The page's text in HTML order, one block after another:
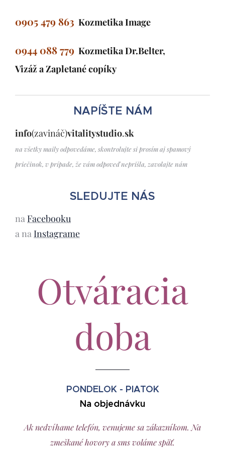
0905 479 863 Kozmetika Image
0944 088 779 Kozmetika Dr.Belter,
Vizáž a Zapletané copíky
NAPÍŠTE NÁM
info(zavináč)vitalitystudio.sk
na všetky maily odpovedáme, skontrolujte si prosímaj spamový
priečinok, v prípade, že vám odpoveď neprišla, zavolajte nám
SLEDUJTE NÁS
na Facebooku
a na Instagrame
Otváracia
doba
PONDELOK - PIATOK
Na objednávku
Ak nedvíhame telefón, venujeme sa zákazníkom. Na
zmeškané hovory a sms voláme späť.